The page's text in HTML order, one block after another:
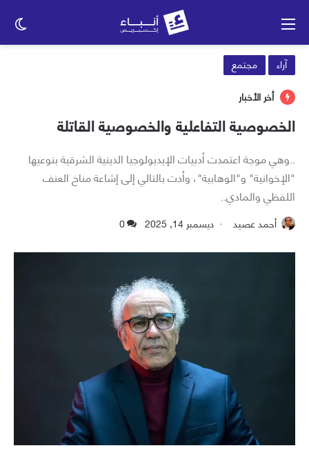
آراء
مجتمع
أخر الأخبار
الخصوصية التفاعلية والخصوصية القاتلة
..وهي موجة اعتمدت أدبيات الإيديولوجيا الدينية الشرقية بنوعيها
"الإخوانية" و"الوهابية"، وأدت بالتالي إلى إشاعة مناخ العنف
اللفظي والمادي..
أحمد عصيد ديسمبر 14, 2025 0